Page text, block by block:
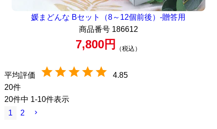
媛まどんな Bセット（8～12個前後）-贈答用
商品番号 186612
7,800 税込
4.85
20
20件中 1-10件表示
1
2